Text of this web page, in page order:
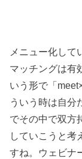
メニュー化して
マッチングは有
いう形で「
ういう時は自分
でその中で双方
していこうと考
すね。ウェビナ